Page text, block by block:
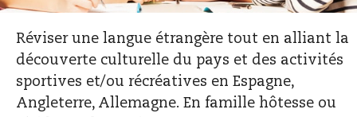
Réviser une langue étrangère tout en alliant la
découverte culturelle du pays et des activités
sportives et/ou récréatives en Espagne,
Angleterre, Allemagne. En famille hôtesse ou